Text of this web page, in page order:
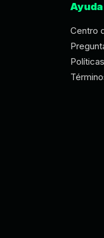
Ayuda
Centro